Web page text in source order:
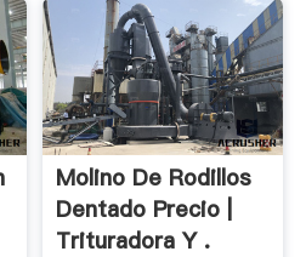
Molino De Rodillos
Dentado Precio |
Trituradora Y .